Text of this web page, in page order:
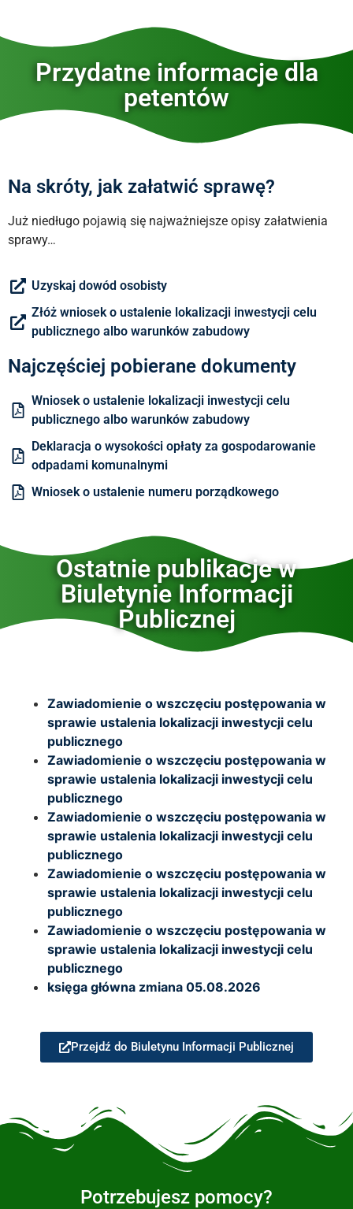
Przydatne informacje dla
petentów
Na skróty, jak załatwić sprawę?
Już niedługo pojawią się najważniejsze opisy załatwienia
sprawy…
Uzyskaj dowód osobisty
Złóż wniosek o ustalenie lokalizacji inwestycji celu
publicznego albo warunków zabudowy
Najczęściej pobierane dokumenty
Wniosek o ustalenie lokalizacji inwestycji celu
publicznego albo warunków zabudowy
Deklaracja o wysokości opłaty za gospodarowanie
odpadami komunalnymi
Wniosek o ustalenie numeru porządkowego
Ostatnie publikacje w
Biuletynie Informacji
Publicznej
Zawiadomienie o wszczęciu postępowania w
sprawie ustalenia lokalizacji inwestycji celu
publicznego
Zawiadomienie o wszczęciu postępowania w
sprawie ustalenia lokalizacji inwestycji celu
publicznego
Zawiadomienie o wszczęciu postępowania w
sprawie ustalenia lokalizacji inwestycji celu
publicznego
Zawiadomienie o wszczęciu postępowania w
sprawie ustalenia lokalizacji inwestycji celu
publicznego
Zawiadomienie o wszczęciu postępowania w
sprawie ustalenia lokalizacji inwestycji celu
publicznego
księga główna zmiana 05.08.2026
Przejdź do Biuletynu Informacji Publicznej
Potrzebujesz pomocy?